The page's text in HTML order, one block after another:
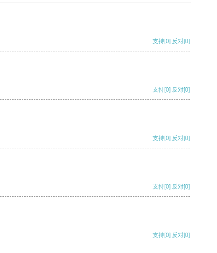
支持[0] 反对[0]
支持[0] 反对[0]
支持[0] 反对[0]
支持[0] 反对[0]
支持[0] 反对[0]